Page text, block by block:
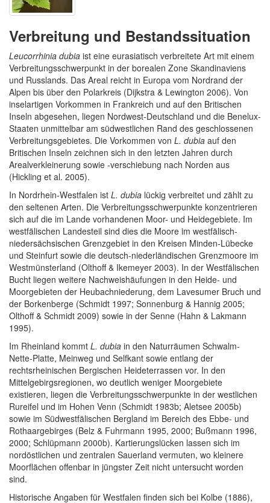
Verbreitung und Bestandssituation
Leucorrhinia dubia ist eine eurasiatisch verbreitete Art mit einem
Verbreitungsschwerpunkt in der borealen Zone Skandinaviens
und Russlands. Das Areal reicht in Europa vom Nordrand der
Alpen bis über den Polarkreis (Dijkstra & Lewington 2006). Von
inselartigen Vorkommen in Frankreich und auf den Britischen
Inseln abgesehen, liegen Nordwest-Deutschland und die Benelux-
Staaten unmittelbar am südwestlichen Rand des geschlossenen
Verbreitungsgebietes. Die Vorkommen von L. dubia auf den
Britischen Inseln zeichnen sich in den letzten Jahren durch
Arealverkleinerung sowie -verschiebung nach Norden aus
(Hickling et al. 2005).
In Nordrhein-Westfalen ist L. dubia lückig verbreitet und zählt zu
den seltenen Arten. Die Verbreitungsschwerpunkte konzentrieren
sich auf die im Lande vorhandenen Moor- und Heidegebiete. Im
westfälischen Landesteil sind dies die Moore im westfälisch-
niedersächsischen Grenzgebiet in den Kreisen Minden-Lübecke
und Steinfurt sowie die deutsch-niederländischen Grenzmoore im
Westmünsterland (Olthoff & Ikemeyer 2003). In der Westfälischen
Bucht liegen weitere Nachweishäufungen in den Heide- und
Moorgebieten der Heubachniederung, dem Lavesumer Bruch und
der Borkenberge (Schmidt 1997; Sonnenburg & Hannig 2005;
Olthoff & Schmidt 2009) sowie in der Senne (Hahn & Lakmann
1995).
Im Rheinland kommt L. dubia in den Naturräumen Schwalm-
Nette-Platte, Meinweg und Selfkant sowie entlang der
rechtsrheinischen Bergischen Heideterrassen vor. In den
Mittelgebirgsregionen, wo deutlich weniger Moorgebiete
existieren, liegen die Verbreitungsschwerpunkte in der westlichen
Rureifel und im Hohen Venn (Schmidt 1983b; Aletsee 2005b)
sowie im Südwestfälischen Bergland im Bereich des Ebbe- und
Rothaargebirges (Belz & Fuhrmann 1995, 2000; Bußmann 1996,
2000; Schlüpmann 2000b). Kartierungslücken lassen sich im
nordöstlichen und zentralen Sauerland vermuten, wo kleinere
Moorflächen offenbar in jüngster Zeit nicht untersucht worden
sind.
Historische Angaben für Westfalen finden sich bei Kolbe (1886),